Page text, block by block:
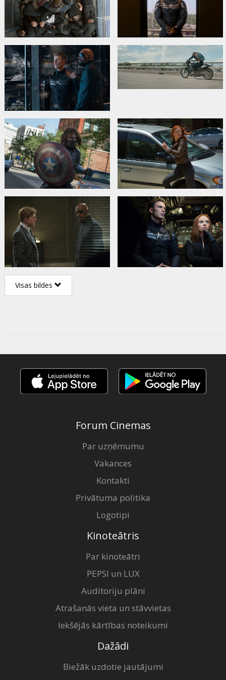
Visas bildes
Forum Cinemas
Par uzņēmumu
Vakances
Kontakti
Privātuma politika
Logotipi
Kinoteātris
Par kinoteātri
PEPSI un LUX
Auditoriju plāni
Atrašanās vieta un stāvvietas
Iekšējās kārtības noteikumi
Dažādi
Biežāk uzdotie jautājumi